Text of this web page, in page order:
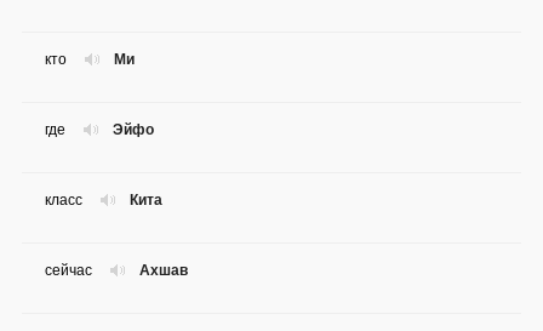
Ми
кто
Эйфо
где
Кита
класс
Ахшав
сейчас